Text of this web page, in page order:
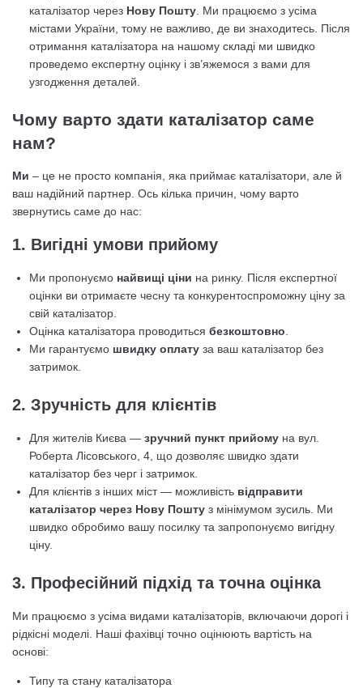
каталізатор через Нову Пошту . Ми працюємо з усіма
містами України, тому не важливо, де ви знаходитесь. Після
отримання каталізатора на нашому складі ми швидко
проведемо експертну оцінку і зв’яжемося з вами для
узгодження деталей.
Чому варто здати каталізатор саме
нам?
Ми – це не просто компанія, яка приймає каталізатори, але й
ваш надійний партнер. Ось кілька причин, чому варто
звернутись саме до нас:
1. Вигідні умови прийому
Ми пропонуємо найвищі ціни на ринку. Після експертної
оцінки ви отримаєте чесну та конкурентоспроможну ціну за
свій каталізатор.
Оцінка каталізатора проводиться безкоштовно
Ми гарантуємо швидку оплату за ваш каталізатор без
затримок.
2. Зручність для клієнтів
Для жителів Києва — зручний пункт прийому на вул.
Роберта Лісовського, 4, що дозволяє швидко здати
каталізатор без черг і затримок.
Для клієнтів з інших міст — можливість відправити
каталізатор через Нову Пошту з мінімумом зусиль. Ми
швидко обробимо вашу посилку та запропонуємо вигідну
ціну.
3. Професійний підхід та точна оцінка
Ми працюємо з усіма видами каталізаторів, включаючи дорогі і
рідкісні моделі. Наші фахівці точно оцінюють вартість на
основі:
Типу та стану каталізатора